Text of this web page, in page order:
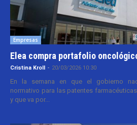
Empresas
Elea compra portafolio
Cristina Kroll - 20/03/2026 10:30
En la semana en que el gobierno
normativo para las patentes
y que va por...